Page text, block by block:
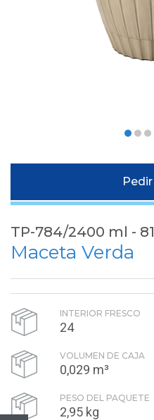
TP-784/2400 ml -
Maceta Verda
INTERIOR FRESCO
24
VOLUMEN DE CAJA
0,029 m³
PESO DEL PAQUETE
2,95 kg